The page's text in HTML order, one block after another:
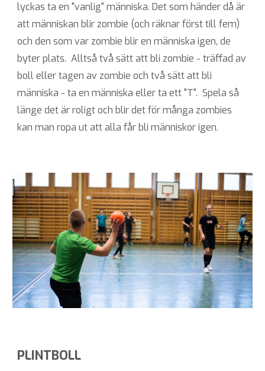
lyckas ta en "vanlig" människa. Det som händer då är
att människan blir zombie (och räknar först till fem)
och den som var zombie blir en människa igen, de
byter plats. Alltså två sätt att bli zombie - träffad av
boll eller tagen av zombie och två sätt att bli
människa - ta en människa eller ta ett "T". Spela så
länge det är roligt och blir det för många zombies
kan man ropa ut att alla får bli människor igen.
PLINTBOLL